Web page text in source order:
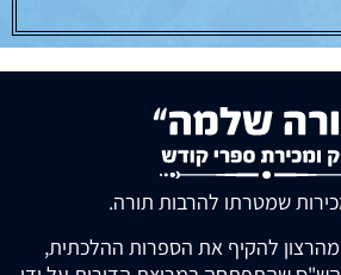
שמטרתו להרבות תורה.
להקיף את הספרות ההלכתית,